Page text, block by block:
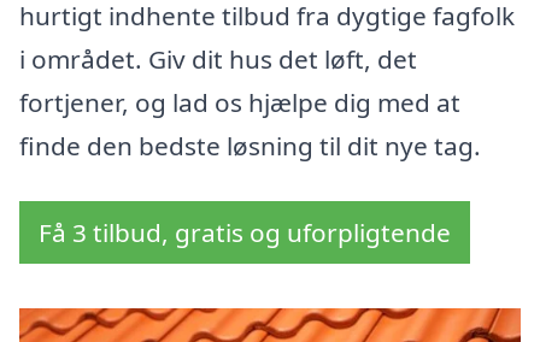
hurtigt indhente tilbud fra dygtige fagfolk
i området. Giv dit hus det løft, det
fortjener, og lad os hjælpe dig med at
finde den bedste løsning til dit nye tag.
Få 3 tilbud, gratis og uforpligtende